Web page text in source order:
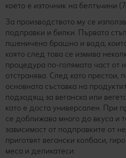
което е източник на белтъчини
За производството му се
подправки и билки. Първата
пшеничено брашно и вода,
която след това се измива
процедура по-голямата част от
отстранява. След като престои,
основната съставка на
подходящ за веганска или
като е доста универсален. При
се доближава много до вкуса и
зависимост от подправките от
приготвят вегански колбаси,
меса и деликатеси.